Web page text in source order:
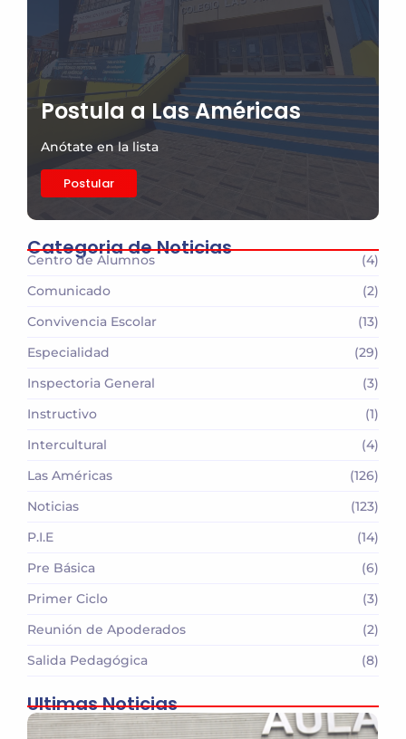
Postula a Las Américas
Anótate en la lista
Postular
Categoria de Noticias
Centro de Alumnos
(4)
Comunicado
(2)
Convivencia Escolar
(13)
Especialidad
(29)
Inspectoria General
(3)
Instructivo
(1)
Intercultural
(4)
Las Américas
(126)
Noticias
(123)
P.I.E
(14)
Pre Básica
(6)
Primer Ciclo
(3)
Reunión de Apoderados
(2)
Salida Pedagógica
(8)
Ultimas Noticias